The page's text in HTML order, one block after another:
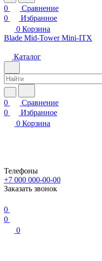
0
Сравнение
0
Избранное
0 Корзина
Blade Mid-Tower Mini-ITX
Каталог
0
Сравнение
0
Избранное
0 Корзина
Телефоны
+7 000 000-00-00
Заказать звонок
0
0
0